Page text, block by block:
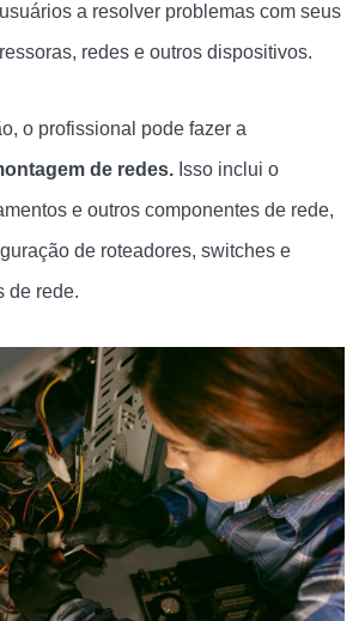
a resolver problemas com seus
redes e outros dispositivos.
o profissional pode fazer a
de redes. Isso inclui o
e outros componentes de rede,
de roteadores, switches e
de rede.